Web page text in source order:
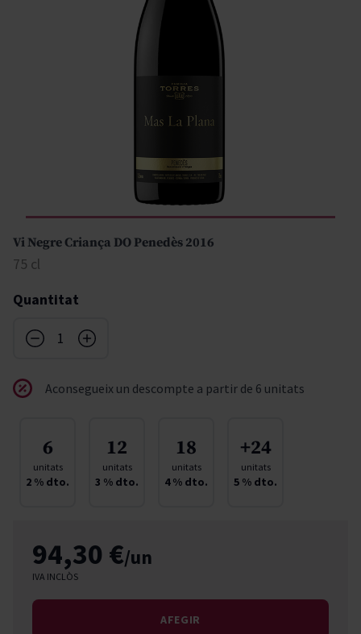
Vi Negre Criança DO Penedès 2016
75 cl
Quantitat
Aconsegueix un descompte a partir de 6 unitats
6
unitats
2 % dto.
12
unitats
3 % dto.
18
unitats
4% dto.
+24
unitats
5 % dto.
94,30 €/un
IVA INCLÒS
AFEGIR